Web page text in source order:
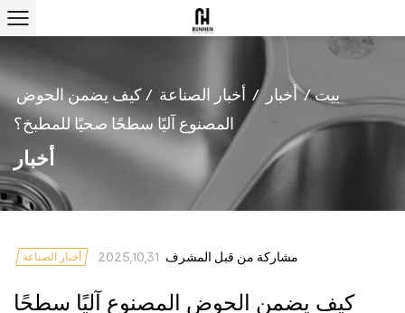
بيت/ أخبار / أخبار الصناعة / كيف يضمن الحوض
المصنوع آليًا سطحًا صحيًا للمطبخ؟
أخبار
أخبار الصناعة 2025,10,31 مشاركة من قبل المشرف
كيف يضمن الحوض المصنوع آليًا سطحًا